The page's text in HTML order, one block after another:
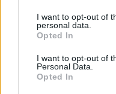
not limited to your visit
grant or deny consent to
use your data for below
consent section.
I want to opt-out of
personal data.
Opted In
I want to opt-out of
Personal Data.
Opted In
Fotó: hirado.hu